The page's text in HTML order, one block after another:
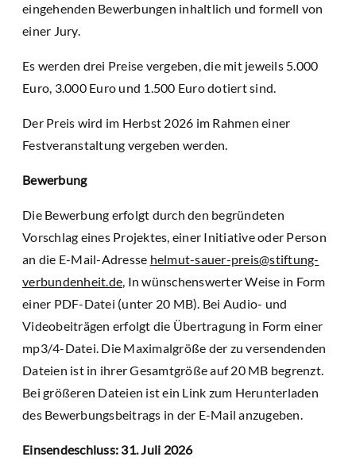
eingehenden Bewerbungen inhaltlich und formell von
einer Jury.
Es werden drei Preise vergeben, die mit jeweils 5.000
Euro, 3.000 Euro und 1.500 Euro dotiert sind.
Der Preis wird im Herbst 2026 im Rahmen einer
Festveranstaltung vergeben werden.
Bewerbung
Die Bewerbung erfolgt durch den begründeten
Vorschlag eines Projektes, einer Initiative oder Person
an die E-Mail-Adresse helmut-sauer-preis@stiftung-
verbundenheit.de, In wünschenswerter Weise in Form
einer PDF-Datei (unter 20 MB). Bei Audio- und
Videobeiträgen erfolgt die Übertragung in Form einer
mp3/4-Datei. Die Maximalgröße der zu versendenden
Dateien ist in ihrer Gesamtgröße auf 20 MB begrenzt.
Bei größeren Dateien ist ein Link zum Herunterladen
des Bewerbungsbeitrags in der E-Mail anzugeben.
Einsendeschluss: 31. Juli 2026